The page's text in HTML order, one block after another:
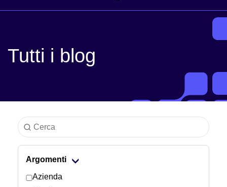
Azienda
Settore
Servizi finanziari
Tutti i blog
Argomenti
Azienda